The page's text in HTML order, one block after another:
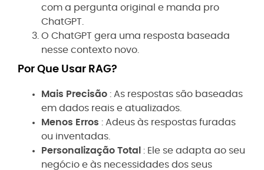
com a pergunta original e manda pro
ChatGPT.
O ChatGPT gera uma resposta baseada
nesse contexto novo.
Por Que Usar RAG?
Mais Precisão : As respostas são baseadas
em dados reais e atualizados.
Menos Erros : Adeus às respostas furadas
ou inventadas.
Personalização Total : Ele se adapta ao seu
negócio e às necessidades dos seus